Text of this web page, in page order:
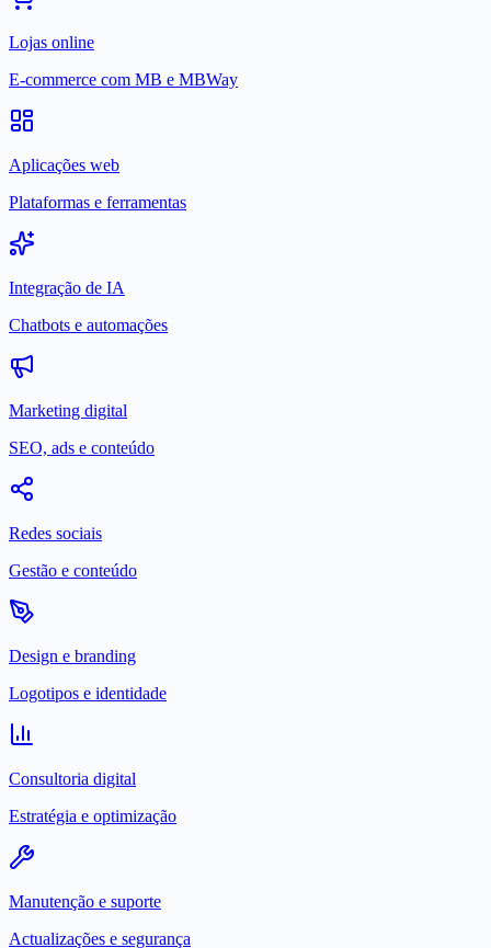
Lojas online
E-commerce com MB e MBWay
Aplicações web
Plataformas e ferramentas
Integração de IA
Chatbots e automações
Marketing digital
SEO, ads e conteúdo
Redes sociais
Gestão e conteúdo
Design e branding
Logotipos e identidade
Consultoria digital
Estratégia e optimização
Manutenção e suporte
Actualizações e segurança